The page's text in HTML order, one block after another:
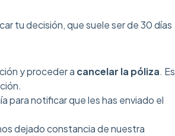
tu decisión, que suele ser de 30 días
y proceder a cancelar la póliza. Es
para notificar que les has enviado el
dejado constancia de nuestra